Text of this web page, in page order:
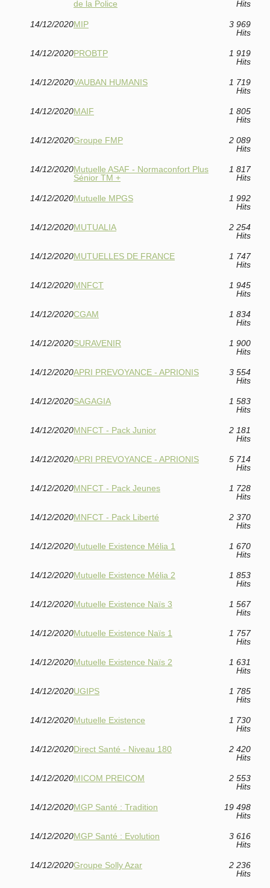
de la Police Hits
14/12/2020MIP
3 969
Hits
14/12/2020PROBTP
1 919
Hits
14/12/2020VAUBAN HUMANIS
1 719
Hits
14/12/2020MAIF
1 805
Hits
14/12/2020Groupe FMP
2 089
Hits
14/12/2020Mutuelle ASAF - Normaconfort Plus
Sénior TM +
1 817
Hits
14/12/2020Mutuelle MPGS
1 992
Hits
14/12/2020MUTUALIA
2 254
Hits
14/12/2020MUTUELLES DE FRANCE
1 747
Hits
14/12/2020MNFCT
1 945
Hits
14/12/2020CGAM
1 834
Hits
14/12/2020SURAVENIR
1 900
Hits
14/12/2020APRI PREVOYANCE - APRIONIS
3 554
Hits
14/12/2020SAGAGIA
1 583
Hits
14/12/2020MNFCT - Pack Junior
2 181
Hits
14/12/2020APRI PREVOYANCE - APRIONIS
5 714
Hits
14/12/2020MNFCT - Pack Jeunes
1 728
Hits
14/12/2020MNFCT - Pack Liberté
2 370
Hits
14/12/2020Mutuelle Existence Mélia 1
1 670
Hits
14/12/2020Mutuelle Existence Mélia 2
1 853
Hits
14/12/2020Mutuelle Existence Naïs 3
1 567
Hits
14/12/2020Mutuelle Existence Naïs 1
1 757
Hits
14/12/2020Mutuelle Existence Naïs 2
1 631
Hits
14/12/2020UGIPS
1 785
Hits
14/12/2020Mutuelle Existence
1 730
Hits
14/12/2020Direct Santé - Niveau 180
2 420
Hits
14/12/2020MICOM PREICOM
2 553
Hits
14/12/2020MGP Santé : Tradition
19 498
Hits
14/12/2020MGP Santé : Evolution
3 616
Hits
14/12/2020Groupe Solly Azar
2 236
Hits